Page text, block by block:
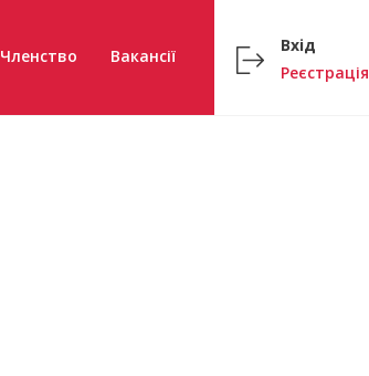
Членство Вакансії
Вхід
Реєстрація